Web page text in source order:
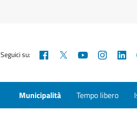
Seguici su: Facebook YouTube
Municipalità Tempo libero